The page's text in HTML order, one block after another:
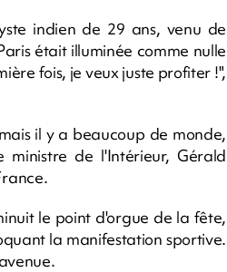
indien de 29 ans, venu de
était illuminée comme nulle
fois, je veux juste profiter !",
il y a beaucoup de monde,
de l'Intérieur, Gérald
le point d'orgue de la fête,
la manifestation sportive.